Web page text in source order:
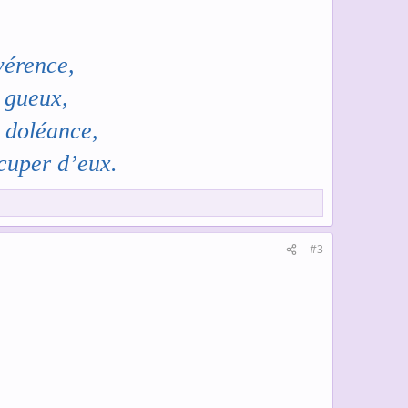
d’eux.
#3